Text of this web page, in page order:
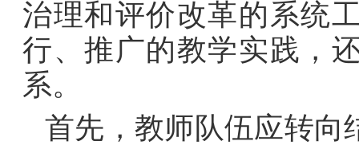
治理和评价改革的系统
行、推广的教学实践，
系。
首先，教师队伍应转向